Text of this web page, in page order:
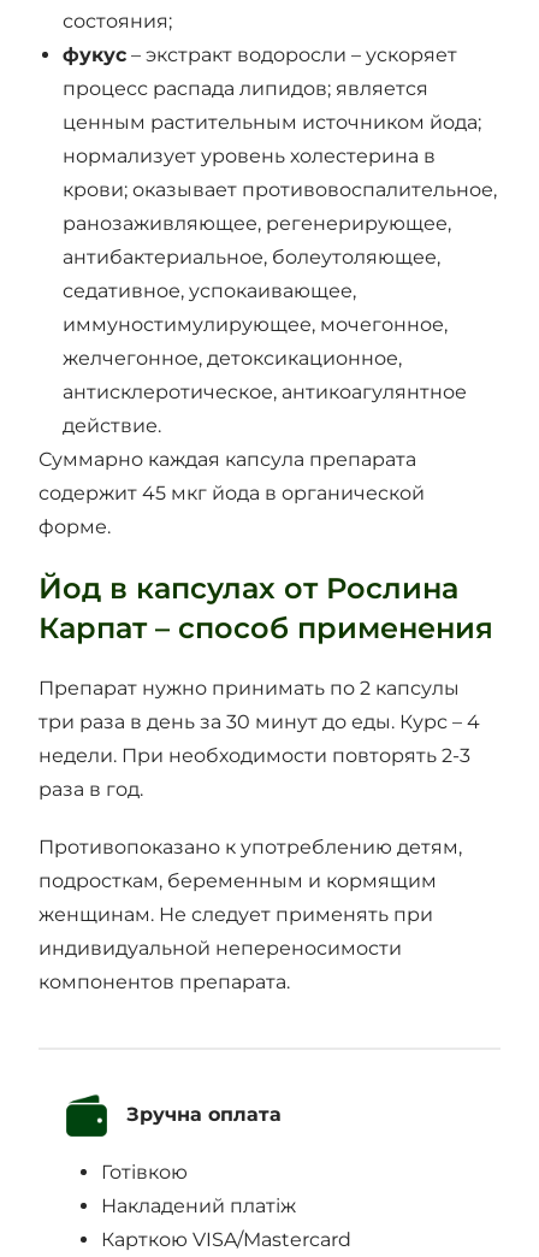
состояния;
фукус – экстракт водоросли – ускоряет
процесс распада липидов; является
ценным растительным источником йода;
нормализует уровень холестерина в
крови; оказывает противовоспалительное,
ранозаживляющее, регенерирующее,
антибактериальное, болеутоляющее,
седативное, успокаивающее,
иммуностимулирующее, мочегонное,
желчегонное, детоксикационное,
антисклеротическое, антикоагулянтное
действие.
Суммарно каждая капсула препарата
содержит 45 мкг йода в органической
форме.
Йод в капсулах от Рослина
Карпат – способ применения
Препарат нужно принимать по 2 капсулы
три раза в день за 30 минут до еды. Курс – 4
недели. При необходимости повторять 2-3
раза в год.
Противопоказано к употреблению детям,
подросткам, беременным и кормящим
женщинам. Не следует применять при
индивидуальной непереносимости
компонентов препарата.
Зручна оплата
Готівкою
Накладений платіж
Карткою VISA/Mastercard